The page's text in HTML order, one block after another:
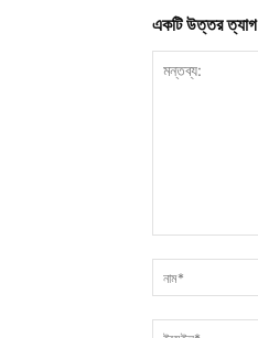
একটি উত্তর ত্যাগ